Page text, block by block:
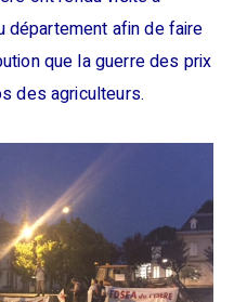
afin de faire
que la guerre des prix
des agriculteurs.